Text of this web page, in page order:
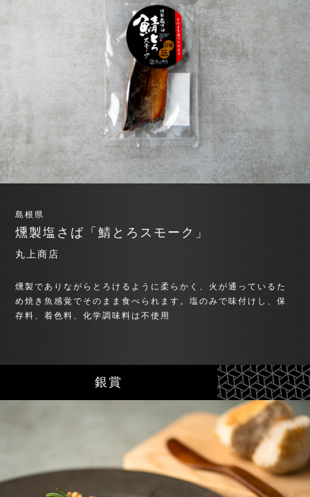
島根県
燻製塩さば「鯖とろスモーク」
丸上商店
燻製でありながらとろけるように柔らかく、火が通っているた
め焼き魚感覚でそのまま食べられます。塩のみで味付けし、保
存料、着色料、化学調味料は不使用
銀賞